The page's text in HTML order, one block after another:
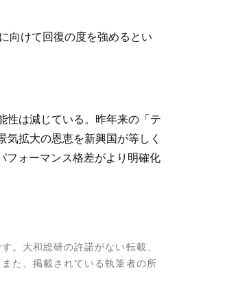
向けて回復の度を強めるとい
性は減じている。昨年来の「テ
拡大の恩恵を新興国が等しく
フォーマンス格差がより明確化
。大和総研の許諾がない転載、
た、掲載されている執筆者の所